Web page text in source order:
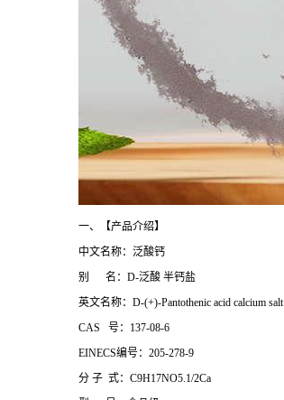
一、【产品介绍】
中文名称：泛酸钙
别 名：D-泛酸 半钙盐
英文名称：D-(+)-Pantothenic acid calcium salt
CAS 号：137-08-6
EINECS编号：205-278-9
分 子 式：C9H17NO5.1/2Ca